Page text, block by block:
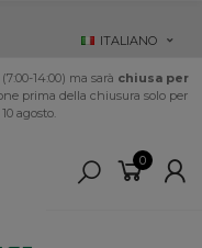
ITALIANO
14:00) ma sarà chiusa per
prima della chiusura solo per
agosto.
0